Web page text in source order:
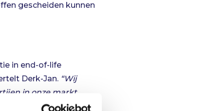
gescheiden kunnen
in end-of-life
Derk-Jan. “Wij
in onze markt
zelf onder controle”